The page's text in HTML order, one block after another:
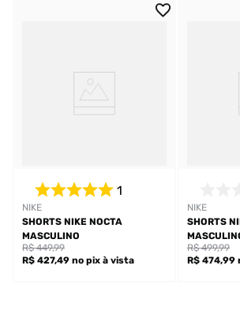
NIKE
1
SHORTS NIKE NOCTA
MASCULINO
R$ 427,49 no pix à vista
R$ 449,99
NIKE
SHORTS
R$ 474,99
R$ 499,99